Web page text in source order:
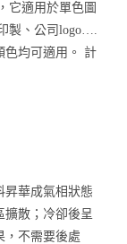
它適用於單色圖
製、公司logo….
色均可適用。 計
昇華成氣相狀態
擴散；冷卻後呈
，不需要後處